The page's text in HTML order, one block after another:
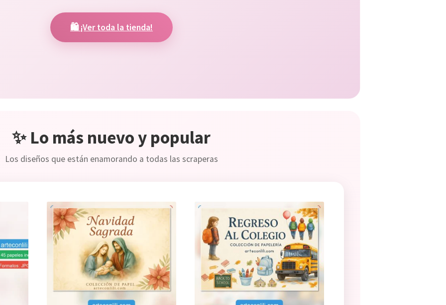
🛍️ ¡Ver toda la tienda!
✨ Lo más nuevo y popular
Los diseños que están enamorando a todas las scraperas